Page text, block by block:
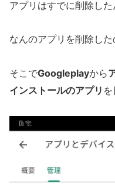
アプリはすでに削除した
なんのアプリを削除した
そこでGoogleplayから
インストールのアプリ